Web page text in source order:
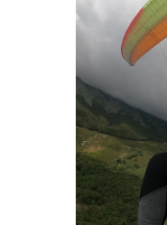
METEO
ACCESO
CANJEAR
BLOG